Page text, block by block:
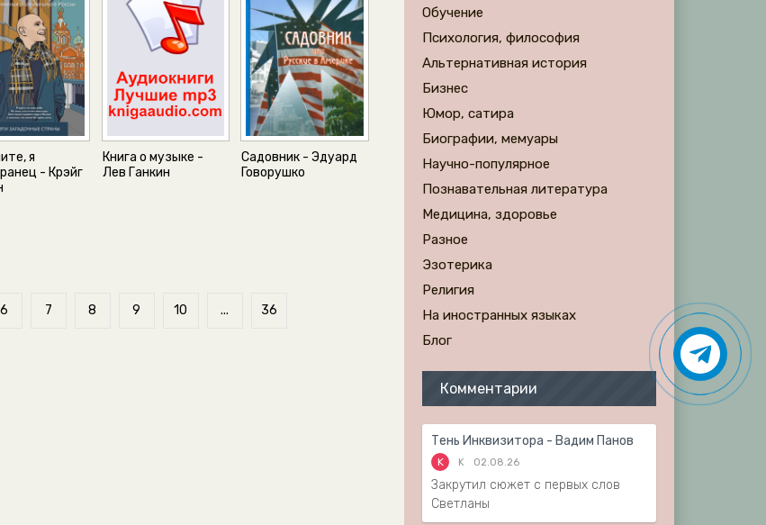
я
- Крэйг
Книга о музыке -
Лев Ганкин
Садовник - Эдуард
Говорушко
6 7 8 9 10 ... 36
Обучение
Психология, философия
Альтернативная история
Бизнес
Юмор, сатира
Биографии, мемуары
Научно-популярное
Познавательная литература
Медицина, здоровье
Разное
Эзотерика
Религия
На иностранных языках
Блог
Комментарии
Тень Инквизитора - Вадим Панов
K K 02.08.26
Закрутил сюжет с первых слов
Светланы